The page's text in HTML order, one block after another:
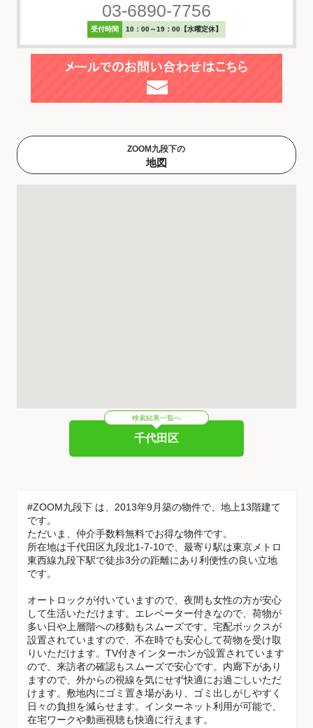
03-6890-7756
受付時間 10：00～19：00【水曜定休】
ZOOM九段下の
地図
検索結果一覧へ
千代田区
#ZOOM九段下 は、2013年9月築の物件で、地上13階建て
です。
ただいま、仲介手数料無料でお得な物件です。
所在地は千代田区九段北1-7-10で、最寄り駅は東京メトロ
東西線九段下駅で徒歩3分の距離にあり利便性の良い立地
です。
オートロックが付いていますので、夜間も女性の方が安心
して生活いただけます。エレベーター付きなので、荷物が
多い日や上層階への移動もスムーズです。宅配ボックスが
設置されていますので、不在時でも安心して荷物を受け取
りいただけます。TV付きインターホンが設置されています
ので、来訪者の確認もスムーズで安心です。内廊下があり
ますので、外からの視線を気にせず快適にお過ごしいただ
けます。敷地内にゴミ置き場があり、ゴミ出しがしやすく
日々の負担を減らせます。インターネット利用が可能で、
在宅ワークや動画視聴も快適に行えます。